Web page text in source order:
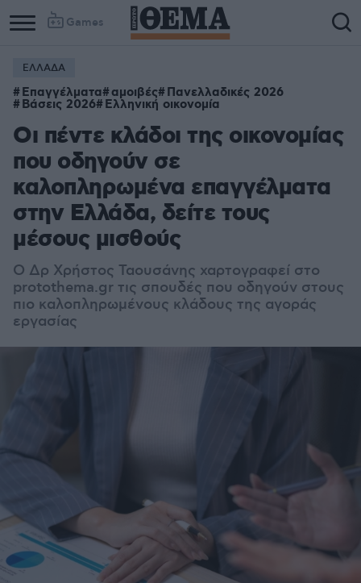
Games
ΕΛΛΑΔΑ
Επαγγέλματα αμοιβές Πανελλαδικές 2026
Βάσεις 2026 Ελληνική οικονομία
Οι πέντε κλάδοι της οικονομίας
που οδηγούν σε
καλοπληρωμένα επαγγέλματα
στην Ελλάδα, δείτε τους
μέσους μισθούς
Ο Δρ Χρήστος Ταουσάνης χαρτογραφεί στο
protothema.gr τις σπουδές που οδηγούν στους
πιο καλοπληρωμένους κλάδους της αγοράς
εργασίας